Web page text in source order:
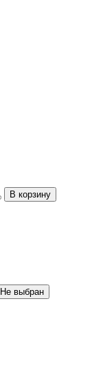
В корзину
Не выбран